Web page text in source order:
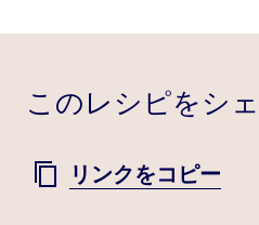
このレシピをシ
リンクをコピー